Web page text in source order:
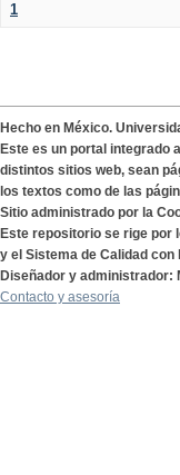
1
Hecho en México.
Este es un portal integrado
distintos sitios web, sean
los textos como de las
Sitio administrado por la
Este repositorio se rige
y el Sistema de Calidad
Diseñador y administrador:
Contacto y asesoría